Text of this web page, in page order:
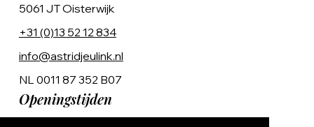
5061 JT Oisterwijk
+31 (0)13 52 12 834
info@astridjeulink.nl
NL 0011 87 352 B07
Openingstijden